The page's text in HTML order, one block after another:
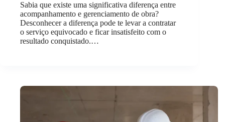
Sabia que existe uma significativa diferença entre
acompanhamento e gerenciamento de obra?
Desconhecer a diferença pode te levar a contratar
o serviço equivocado e ficar insatisfeito com o
resultado conquistado.…